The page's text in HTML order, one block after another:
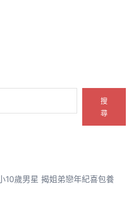
搜
尋
10歲男星 揭姐弟戀年紀喜包養